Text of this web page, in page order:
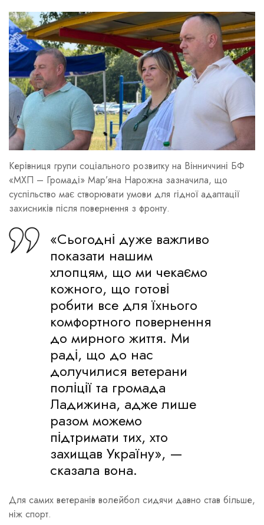
Керівниця групи соціального розвитку на Вінниччині БФ
«МХП – Громаді» Мар’яна Нарожна зазначила, що
суспільство має створювати умови для гідної адаптації
захисників після повернення з фронту.
«Сьогодні дуже важливо
показати нашим
хлопцям, що ми чекаємо
кожного, що готові
робити все для їхнього
комфортного повернення
до мирного життя. Ми
раді, що до нас
долучилися ветерани
поліції та громада
Ладижина, адже лише
разом можемо
підтримати тих, хто
захищав Україну», —
сказала вона.
Для самих ветеранів волейбол сидячи давно став більше,
ніж спорт.